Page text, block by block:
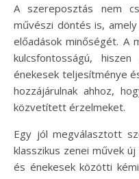
A szereposztás nem
művészi döntés is,
előadások minőségét. A
kulcsfontosságú,
énekesek teljesítménye
hozzájárulnak ahhoz,
közvetített érzelmeket.
Egy jól megválasztott
klasszikus zenei művek
és énekesek közötti